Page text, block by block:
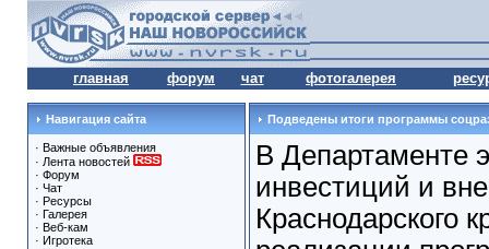
главная форум чат фотогалерея
Навигация сайта
· Важные объявления
· Лента новостей
· Форум
· Чат
· Ресурсы
· Галерея
· Веб-кам
· Игротека
Подведены итоги программы
В Департаменте
инвестиций и
Краснодарского